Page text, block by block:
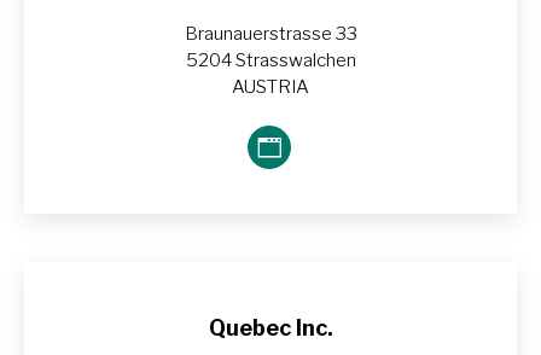
Braunauerstrasse 33
5204 Strasswalchen
AUSTRIA
Blog
Quebec Inc.